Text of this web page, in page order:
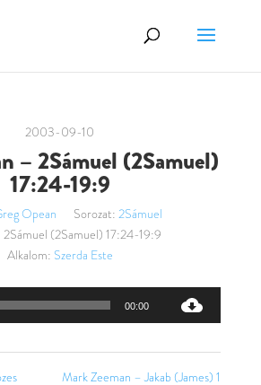
2003-09-10
– 2Sámuel (2Samuel)
17:24-19:9
Opean Sorozat: 2Sámuel
2Sámuel (2Samuel) 17:24-19:9
Alkalom: Szerda Este
Audió
00:00
Mark Zeeman – Jakab (James) 1